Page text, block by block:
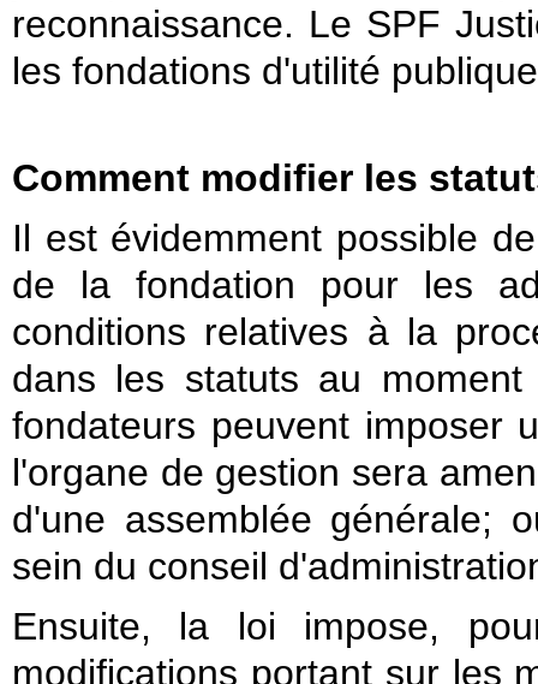
reconnaissance. Le SPF
les fondations d'utilité
Comment modifier les
Il est évidemment possible
de la fondation pour les
conditions relatives à la
dans les statuts au
fondateurs peuvent imposer
l'organe de gestion sera
d'une assemblée générale;
sein du conseil
Ensuite, la loi impose,
modifications portant sur les